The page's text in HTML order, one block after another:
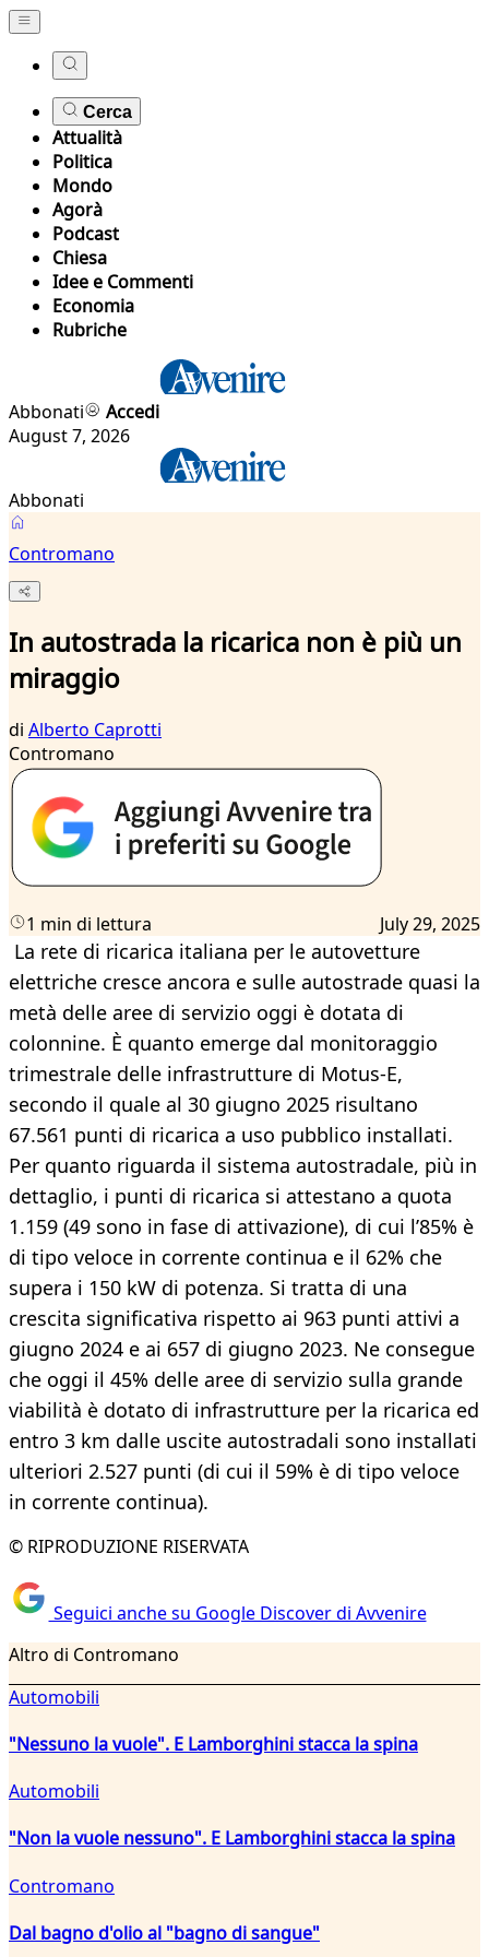
Cerca
Attualità
Politica
Mondo
Agorà
Podcast
Chiesa
Idee e Commenti
Economia
Rubriche
Abbonati
Accedi
August 7, 2026
Abbonati
Contromano
In autostrada la ricarica non è più un
miraggio
di Alberto Caprotti
Contromano
1 min di lettura July 29, 2025
La rete di ricarica italiana per le autovetture
elettriche cresce ancora e sulle autostrade quasi la
metà delle aree di servizio oggi è dotata di
colonnine. È quanto emerge dal monitoraggio
trimestrale delle infrastrutture di Motus-E,
secondo il quale al 30 giugno 2025 risultano
67.561 punti di ricarica a uso pubblico installati.
Per quanto riguarda il sistema autostradale, più in
dettaglio, i punti di ricarica si attestano a quota
1.159 (49 sono in fase di attivazione), di cui l’85% è
di tipo veloce in corrente continua e il 62% che
supera i 150 kW di potenza. Si tratta di una
crescita significativa rispetto ai 963 punti attivi a
giugno 2024 e ai 657 di giugno 2023. Ne consegue
che oggi il 45% delle aree di servizio sulla grande
viabilità è dotato di infrastrutture per la ricarica ed
entro 3 km dalle uscite autostradali sono installati
ulteriori 2.527 punti (di cui il 59% è di tipo veloce
in corrente continua).
© RIPRODUZIONE RISERVATA
Seguici anche su Google Discover di Avvenire
Altro di Contromano
Automobili
"Nessuno la vuole". E Lamborghini stacca la spina
Automobili
"Non la vuole nessuno". E Lamborghini stacca la spina
Contromano
Dal bagno d'olio al "bagno di sangue"